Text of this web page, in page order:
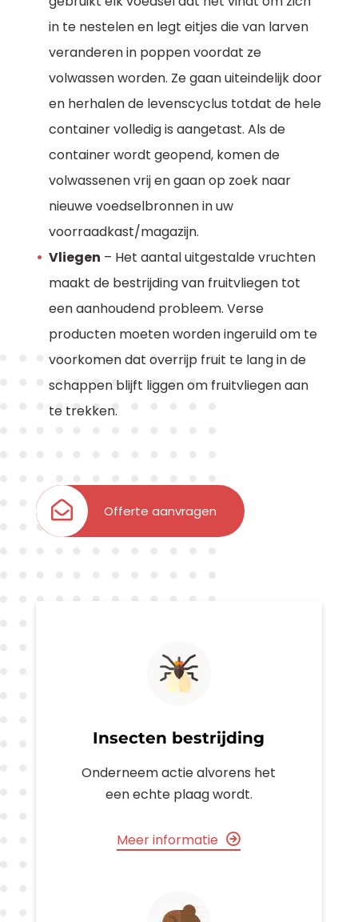
in te nestelen en legt eitjes die van larven
veranderen in poppen voordat ze
volwassen worden. Ze gaan uiteindelijk door
en herhalen de levenscyclus totdat de hele
container volledig is aangetast. Als de
container wordt geopend, komen de
volwassenen vrij en gaan op zoek naar
nieuwe voedselbronnen in uw
voorraadkast/magazijn.
Vliegen – Het aantal uitgestalde vruchten
maakt de bestrijding van fruitvliegen tot
een aanhoudend probleem. Verse
producten moeten worden ingeruild om te
voorkomen dat overrijp fruit te lang in de
schappen blijft liggen om fruitvliegen aan
te trekken.
Offerte aanvragen
Insecten bestrijding
Onderneem actie alvorens het
een echte plaag wordt.
Meer informatie